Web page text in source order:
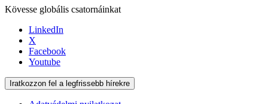
Kövesse globális csatornáinkat
LinkedIn
X
Facebook
Youtube
Iratkozzon fel a legfrissebb hírekre